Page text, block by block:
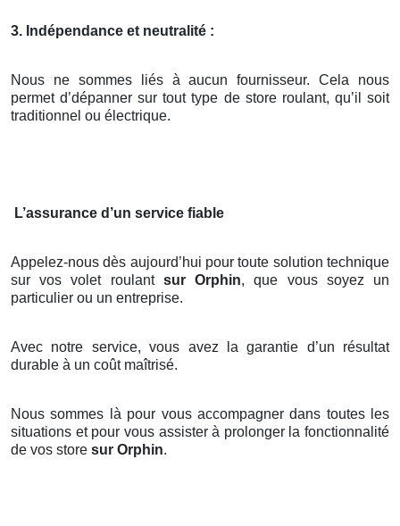
3. Indépendance et neutralité :
Nous ne sommes liés à aucun fournisseur. Cela nous
permet d’dépanner sur tout type de store roulant, qu’il soit
traditionnel ou électrique.
L’assurance d’un service fiable
Appelez-nous dès aujourd’hui pour toute solution technique
sur vos volet roulant sur Orphin, que vous soyez un
particulier ou un entreprise.
Avec notre service, vous avez la garantie d’un résultat
durable à un coût maîtrisé.
Nous sommes là pour vous accompagner dans toutes les
situations et pour vous assister à prolonger la fonctionnalité
de vos store sur Orphin.